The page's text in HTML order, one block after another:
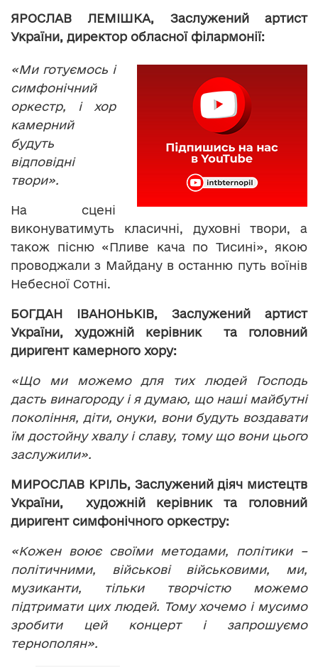
ЯРОСЛАВ ЛЕМІШКА, Заслужений артист
України, директор обласної філармонії:
«Ми готуємось і
симфонічний
оркестр, і хор
камерний
будуть
відповідні
твори».
На сцені
виконуватимуть класичні, духовні твори, а
також пісню «Пливе кача по Тисині», якою
проводжали з Майдану в останню путь воїнів
Небесної Сотні.
БОГДАН ІВАНОНЬКІВ, Заслужений артист
України, художній керівник та головний
диригент камерного хору:
«Що ми можемо для тих людей Господь
дасть винагороду і я думаю, що наші майбутні
покоління, діти, онуки, вони будуть воздавати
їм достойну хвалу і славу, тому що вони цього
заслужили».
МИРОСЛАВ КРІЛЬ, Заслужений діяч мистецтв
України, художній керівник та головний
диригент симфонічного оркестру:
«Кожен воює своїми методами, політики –
політичними, військові військовими, ми,
музиканти, тільки творчістю можемо
підтримати цих людей. Тому хочемо і мусимо
зробити цей концерт і запрошуємо
тернополян».